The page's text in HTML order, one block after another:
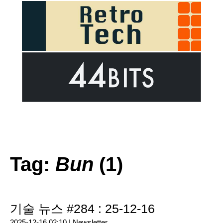
Tag: Bun (1)
기술 뉴스 #284 : 25-12-16